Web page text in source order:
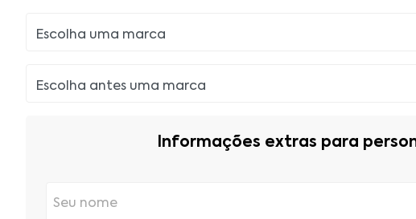
Informações extras para